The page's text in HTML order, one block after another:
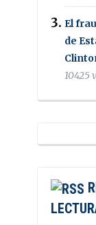
El
de
10425